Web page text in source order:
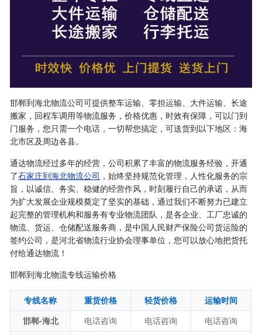
邯郸到海北物流公司可提供整车运输、零担运输、大件运输、长途
搬家，回程车调用等物流服务，价格优惠，时效有保障，可以门到
门服务，您只需一个电话，一切帮您搞定，可送货到以下地区：海
北市区及周边各县。
通达物流经过多年的经营，公司积累了丰富的物流服务经验，开通
了石家庄到海北物流公司 ，始终坚持规范化管理，人性化服务的宗
旨，以诚信、务实、稳健的经营作风，时刻履行自己的承诺，从而
为扩大发展企业规模奠定了坚实的基础，通过我们不断努力已建立
起完整的管理机构和服务有专业物流团队，是各企业、工厂忠诚的
物流、货运、仓储配送服务商，是中国人民财产保险公司货运险的
签约公司，是河北省物流行业协会理事单位，您可以放心地把货托
付给通达物流！
邯郸到海北物流专线运输价格
专线名称 重货价格 轻货价格
运输时间
邯郸-海北
电话咨询 电话咨询
电话咨询